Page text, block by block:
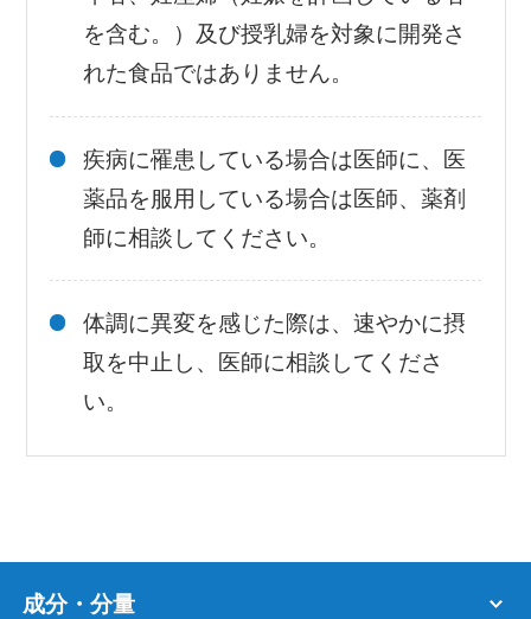
を含む。）及び授乳婦を対象に開発さ
れた食品ではありません。
疾病に罹患している場合は医師に、医
薬品を服用している場合は医師、薬剤
師に相談してください。
体調に異変を感じた際は、速やかに摂
取を中止し、医師に相談してくださ
い。
成分・分量